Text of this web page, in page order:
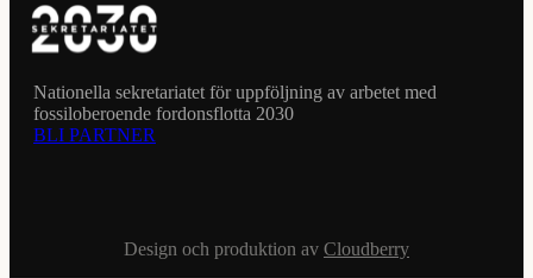
Nationella sekretariatet för uppföljning av arbetet med
fossiloberoende fordonsflotta 2030
BLI PARTNER
Design och produktion av Cloudberry